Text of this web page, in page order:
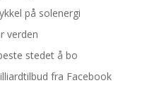
på solenergi
verden
stedet å bo
fra Facebook